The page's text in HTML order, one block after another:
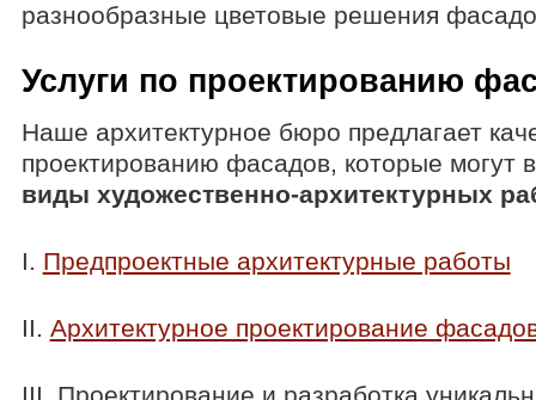
разнообразные цветовые решения
Услуги по проектированию
Наше архитектурное бюро предлагает
проектированию фасадов, которые могут
виды художественно-архитектурных
I. Предпроектные архитектурные работы
II. Архитектурное проектирование
III. Проектирование и разработка